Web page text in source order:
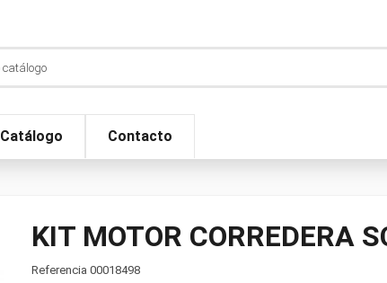
Catálogo Contacto
KIT MOTOR CORREDERA
Referencia 00018498